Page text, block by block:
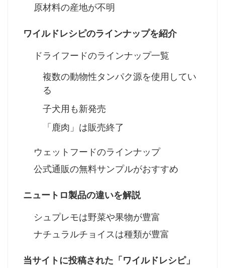
原材料の産地が不明
ワイルドレシピのラインナップを紹介
ドライフードのラインナップ一覧
複数の動物性タンパク源を使用してい
る
子犬用も新発売
「鹿肉」は販売終了
ウェットフードのラインナップ
公式通販の無料サンプルがおすすめ
ニュートロ製品の違いを解説
シュプレモは野菜や果物が豊富
ナチュラルチョイスは種類が豊富
当サイトに投稿された「ワイルドレシピ」